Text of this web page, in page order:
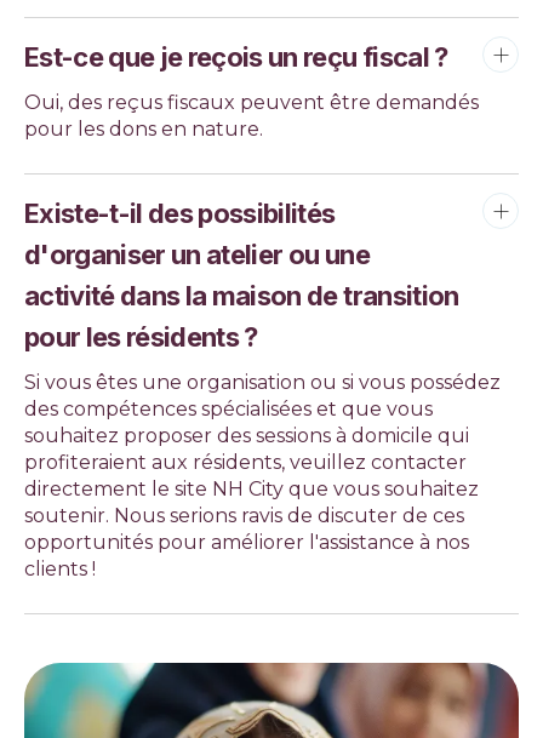
Est-ce que je reçois un reçu fiscal ?
Oui, des reçus fiscaux peuvent être demandés
pour les dons en nature.
Existe-t-il des possibilités
d'organiser un atelier ou une
activité dans la maison de transition
pour les résidents ?
Si vous êtes une organisation ou si vous possédez
des compétences spécialisées et que vous
souhaitez proposer des sessions à domicile qui
profiteraient aux résidents, veuillez contacter
directement le site NH City que vous souhaitez
soutenir. Nous serions ravis de discuter de ces
opportunités pour améliorer l'assistance à nos
clients !